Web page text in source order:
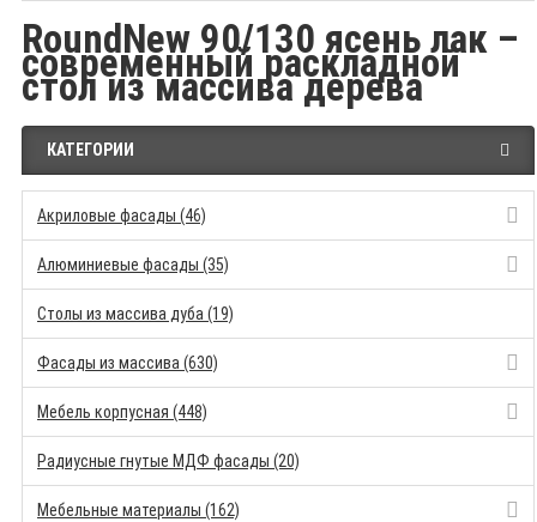
RoundNew 90/130 ясень лак –
современный раскладной
стол из массива дерева
КАТЕГОРИИ
Акриловые фасады (46)
Алюминиевые фасады (35)
Столы из массива дуба (19)
Фасады из массива (630)
Мебель корпусная (448)
Радиусные гнутые МДФ фасады (20)
Мебельные материалы (162)